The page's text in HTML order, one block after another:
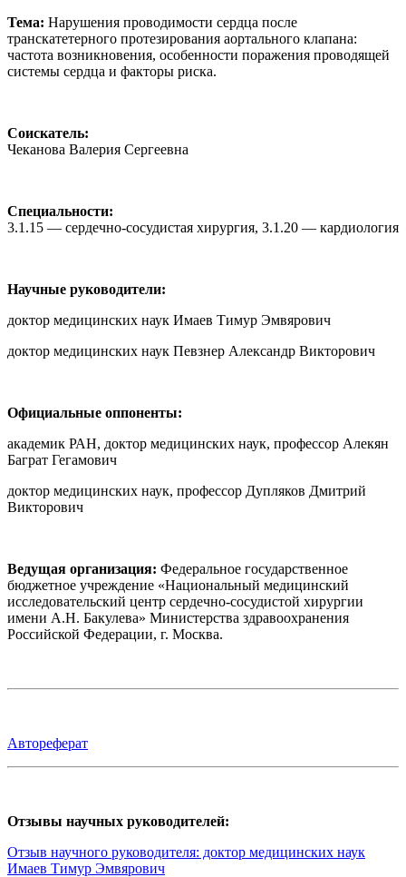
Тема: Нарушения проводимости сердца после
транскатетерного протезирования аортального клапана:
частота возникновения, особенности поражения проводящей
системы сердца и факторы риска.
Соискатель:
Чеканова Валерия Сергеевна
Специальности:
3.1.15 — сердечно-сосудистая хирургия, 3.1.20 — кардиология
Научные руководители:
доктор медицинских наук Имаев Тимур Эмвярович
доктор медицинских наук Певзнер Александр Викторович
Официальные оппоненты:
академик РАН, доктор медицинских наук, профессор Алекян
Баграт Гегамович
доктор медицинских наук, профессор Дупляков Дмитрий
Викторович
Ведущая организация: Федеральное государственное
бюджетное учреждение «Национальный медицинский
исследовательский центр сердечно-сосудистой хирургии
имени А.Н. Бакулева» Министерства здравоохранения
Российской Федерации, г. Москва.
Автореферат
Отзывы научных руководителей:
Отзыв научного руководителя: доктор медицинских наук
Имаев Тимур Эмвярович